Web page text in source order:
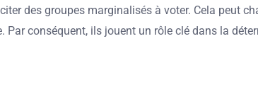
des groupes marginalisés à voter. Cela peut
conséquent, ils jouent un rôle clé dans la